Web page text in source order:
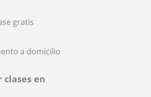
gratis
a domicilio
clases en